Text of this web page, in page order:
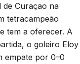
de Curaçao na
tetracampeão
tem a oferecer. A
o goleiro Eloy
empate por 0–0